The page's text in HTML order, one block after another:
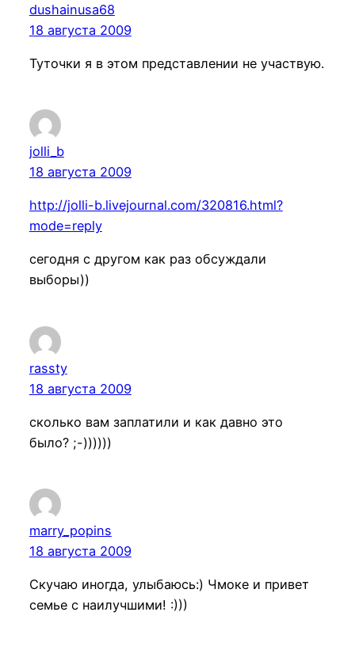
dushainusa68
18 августа 2009
Туточки я в этом представлении не участвую.
jolli_b
18 августа 2009
http://jolli-b.livejournal.com/320816.html?
mode=reply
сегодня с другом как раз обсуждали
выборы))
rassty
18 августа 2009
сколько вам заплатили и как давно это
было? ;-))))))
marry_popins
18 августа 2009
Скучаю иногда, улыбаюсь:) Чмоке и привет
семье с наилучшими! :)))